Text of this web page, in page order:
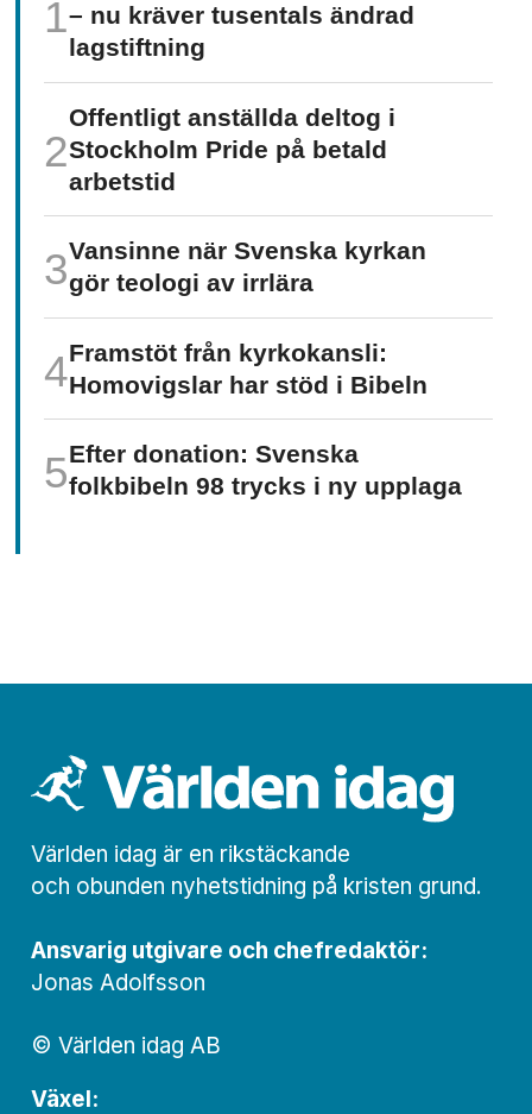
– nu kräver tusentals ändrad
lagstiftning
Offentligt anställda deltog i
Stockholm Pride på betald
arbetstid
Vansinne när Svenska kyrkan
gör teologi av irrlära
Framstöt från kyrkokansli:
Homo­vigslar har stöd i Bibeln
Efter donation: Svenska
folkbibeln 98 trycks i ny upplaga
Världen idag är en rikstäckande
och obunden nyhets­­­tidning på kristen grund.
Ansvarig utgivare och chef­redaktör:
Jonas Adolfsson
© Världen idag AB
Växel: